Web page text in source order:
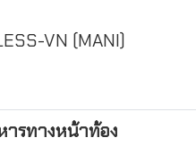
VN (MANI)
รทางหน้าท้อง